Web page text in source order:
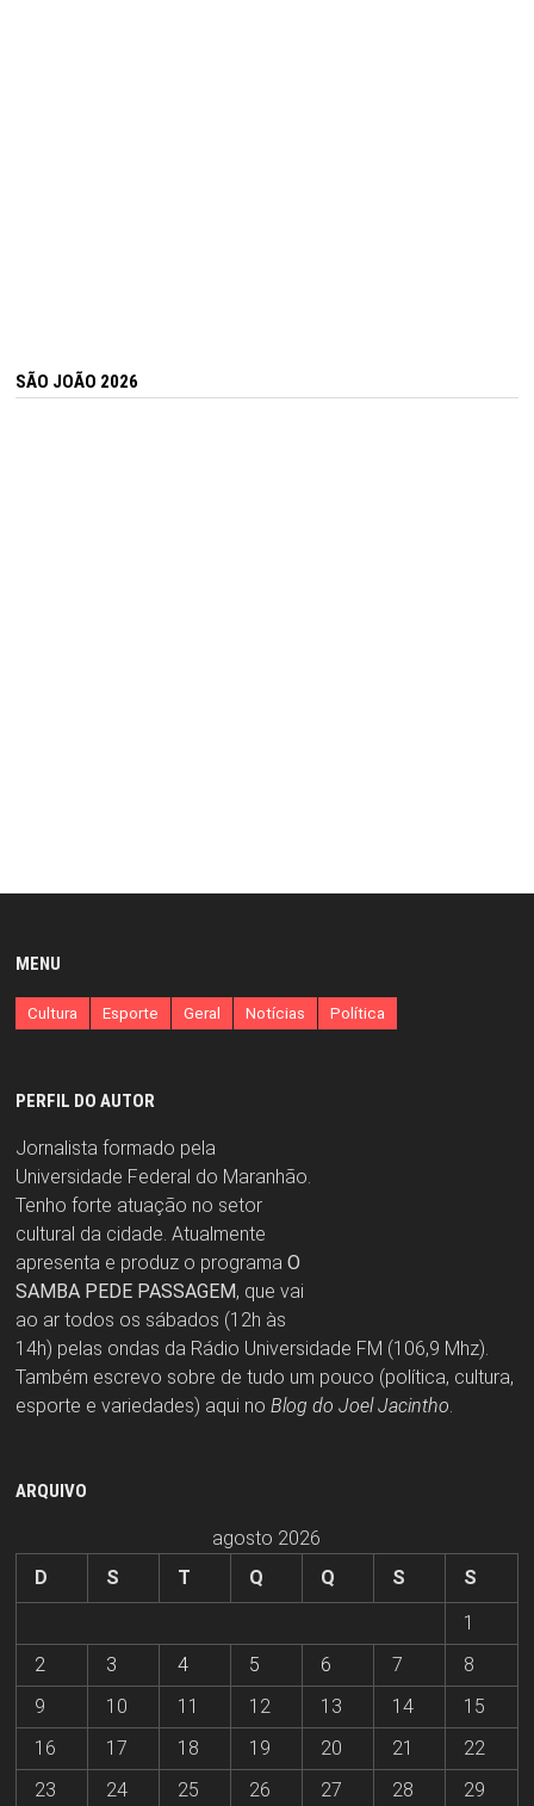
SÃO JOÃO 2026
MENU
Cultura Esporte Geral Notícias Política
PERFIL DO AUTOR
Jornalista formado pela
Universidade Federal do Maranhão.
Tenho forte atuação no setor
cultural da cidade. Atualmente
apresenta e produz o programa O
SAMBA PEDE PASSAGEM, que vai
ao ar todos os sábados (12h às
14h) pelas ondas da Rádio Universidade FM (106,9 Mhz).
Também escrevo sobre de tudo um pouco (política, cultura,
esporte e variedades) aqui no Blog do Joel Jacintho.
ARQUIVO
agosto 2026
D
S T Q Q S
S
1
2
3 4 5 6 7
8
9
10 11 12 13 14
15
16
17 18 19 20 21
22
23
24 25 26 27 28 29